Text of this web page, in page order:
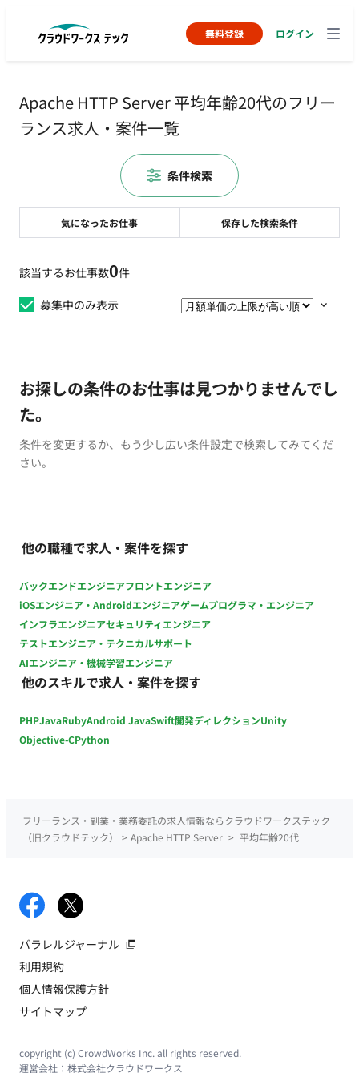
無料登録 ログイン
Apache HTTP Server 平均年齢20代のフリー
ランス求人・案件一覧
該当するお仕事数0件
募集中のみ表示
お探しの条件のお仕事は見つかりませんでし
た。
条件を変更するか、もう少し広い条件設定で検索してみてくだ
さい。
他の職種で求人・案件を探す
バックエンドエンジニアフロントエンジニア
iOSエンジニア・Androidエンジニアゲームプログラマ・エンジニア
インフラエンジニアセキュリティエンジニア
テストエンジニア・テクニカルサポート
AIエンジニア・機械学習エンジニア
他のスキルで求人・案件を探す
PHPJavaRubyAndroid JavaSwift開発ディレクションUnity
Objective-CPython
気になったお仕事 保存した検索条件
条件検索
フリーランス・副業・業務委託の求人情報ならクラウドワークステック
（旧クラウドテック）
> Apache HTTP Server > 平均年齢20代
パラレルジャーナル
利用規約
個人情報保護方針
サイトマップ
copyright (c) CrowdWorks Inc. all rights reserved.
運営会社： 株式会社クラウドワークス